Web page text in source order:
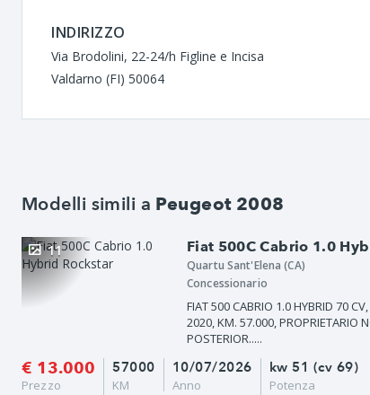
INDIRIZZO
Via Brodolini, 22-24/h Figline e Incisa
Valdarno (FI) 50064
Modelli simili a Peugeot 2008
Fiat 500C Cabrio 1.0
11
Quartu Sant'Elena (CA)
Concessionario
FIAT 500 CABRIO 1.0 HYBRID 70
2020, KM. 57.000, PROPRIETARIO
POSTERIOR.....
€ 13.000
Prezzo
10/07/2026
Anno
57000
KM
kw 51 (cv 69)
Potenza